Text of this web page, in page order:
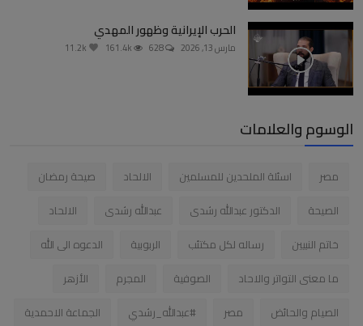
الحرب الإيرانية وظهور المهدي
مارس 13, 2026
الوسوم والعلامات
مصر اسئلة الملحدين للمسلمين الالحاد
صيحة رمضان
الصيحة
الدكتور عبدالله رشدى عبدالله رشدى
الالحاد
خاتم النبيين
رساله لكل مكتئب الربوبية
الدعوه الى الله
ما معنى التواتر والاحاد
الصوفية المجرم
الأزهر
الصيام والحائض
مصر #عبدالله_رشدي الجماعة الاحمدية